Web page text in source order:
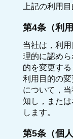
上記の利用
第4条（利
当社は，利
理的に認め
的を変更する
利用目的の
について，
知し，また
します。
第5条（個